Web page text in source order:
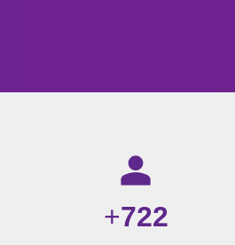
de marketing digital: mais
+722